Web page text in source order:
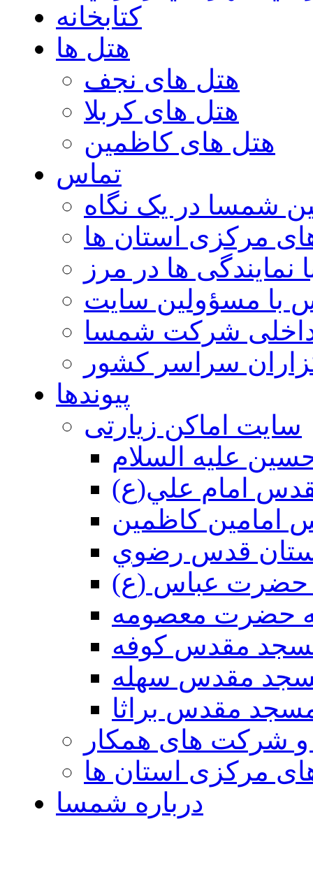
کتابخانه
هتل ها
هتل های نجف
هتل های کربلا
هتل های کاظمین
تماس
شمسا در یک نگاه
مرکزی استان ها
نمایندگی ها در مرز
با مسؤولین سایت
شرکت شمسا
سراسر کشور
پیوندها
سایت اماکن زیارتی
عليه السلام
امام علي(ع)
امامين كاظمين
قدس رضوي
حضرت عباس (ع)
حضرت معصومه
مقدس كوفه
مقدس سهله
مقدس براثا
و شرکت های همکار
مرکزی استان ها
درباره شمسا